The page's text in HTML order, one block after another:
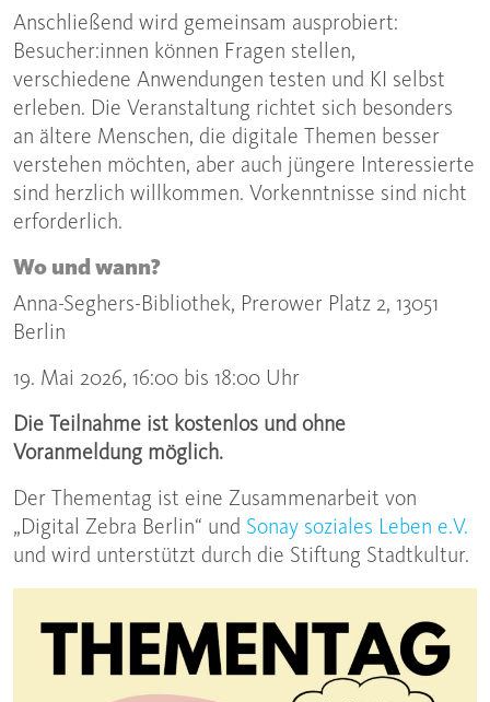
Anschließend wird gemeinsam ausprobiert:
Besucher:innen können Fragen stellen,
verschiedene Anwendungen testen und KI selbst
erleben. Die Veranstaltung richtet sich besonders
an ältere Menschen, die digitale Themen besser
verstehen möchten, aber auch jüngere Interessierte
sind herzlich willkommen. Vorkenntnisse sind nicht
erforderlich.
Wo und wann?
Anna-Seghers-Bibliothek, Prerower Platz 2, 13051
Berlin
19. Mai 2026, 16:00 bis 18:00 Uhr
Die Teilnahme ist kostenlos und ohne
Voranmeldung möglich.
Der Thementag ist eine Zusammenarbeit von
„Digital Zebra Berlin“ und Sonay soziales Leben e.V.
und wird unterstützt durch die Stiftung Stadtkultur.